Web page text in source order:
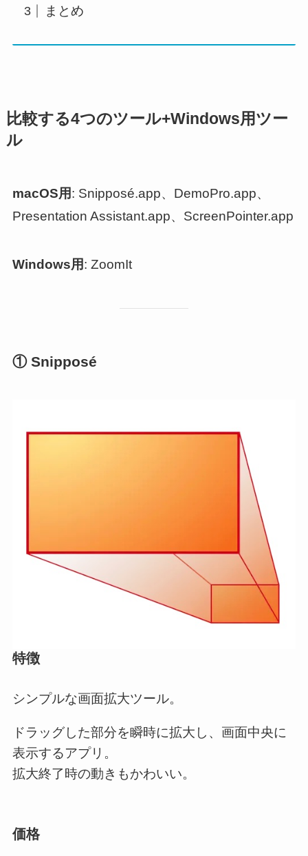
まとめ
比較する4つのツール+Windows用ツー
ル
macOS用: Snipposé.app、DemoPro.app、
Presentation Assistant.app、ScreenPointer.app
Windows用: ZoomIt
① Snipposé
特徴
シンプルな画面拡大ツール。
ドラッグした部分を瞬時に拡大し、画面中央に
表示するアプリ。
拡大終了時の動きもかわいい。
価格